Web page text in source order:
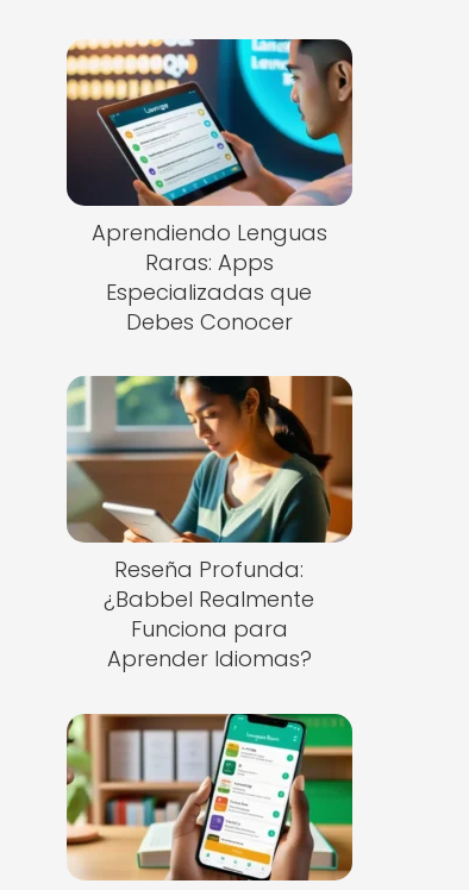
Aprendiendo Lenguas
Raras: Apps
Especializadas que
Debes Conocer
Reseña Profunda:
¿Babbel Realmente
Funciona para
Aprender Idiomas?